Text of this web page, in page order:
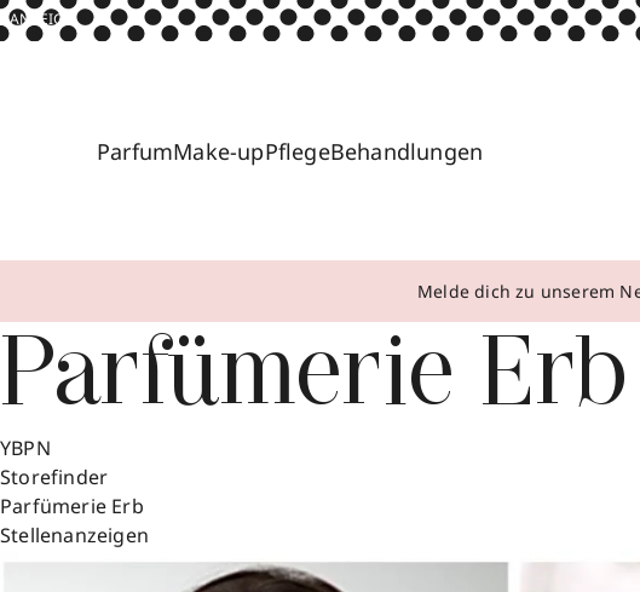
ANZEIGE
ParfumMake-upPflegeBehandlungen
Melde dich zu unserem
Parfümerie Erb
YBPN
Storefinder
Parfümerie Erb
Stellenanzeigen